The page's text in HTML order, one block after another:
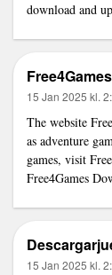
download and
Free4Games
15 Jan 2025 kl.
The website
as adventure
games, visit
Free4Games
15 Jan 2025 kl.